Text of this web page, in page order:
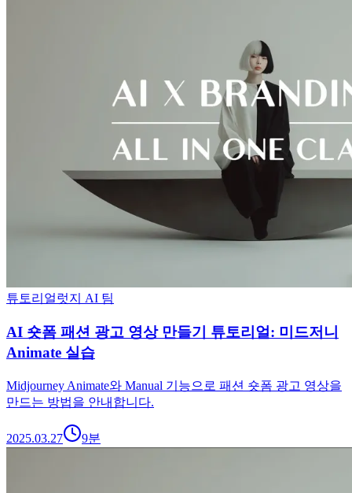
튜토리얼럿지 AI 팀
AI 숏폼 패션 광고 영상 만들기 튜토리얼: 미드저니
Animate 실습
Midjourney Animate와 Manual 기능으로 패션 숏폼 광고 영상을
만드는 방법을 안내합니다.
2025.03.27 9분